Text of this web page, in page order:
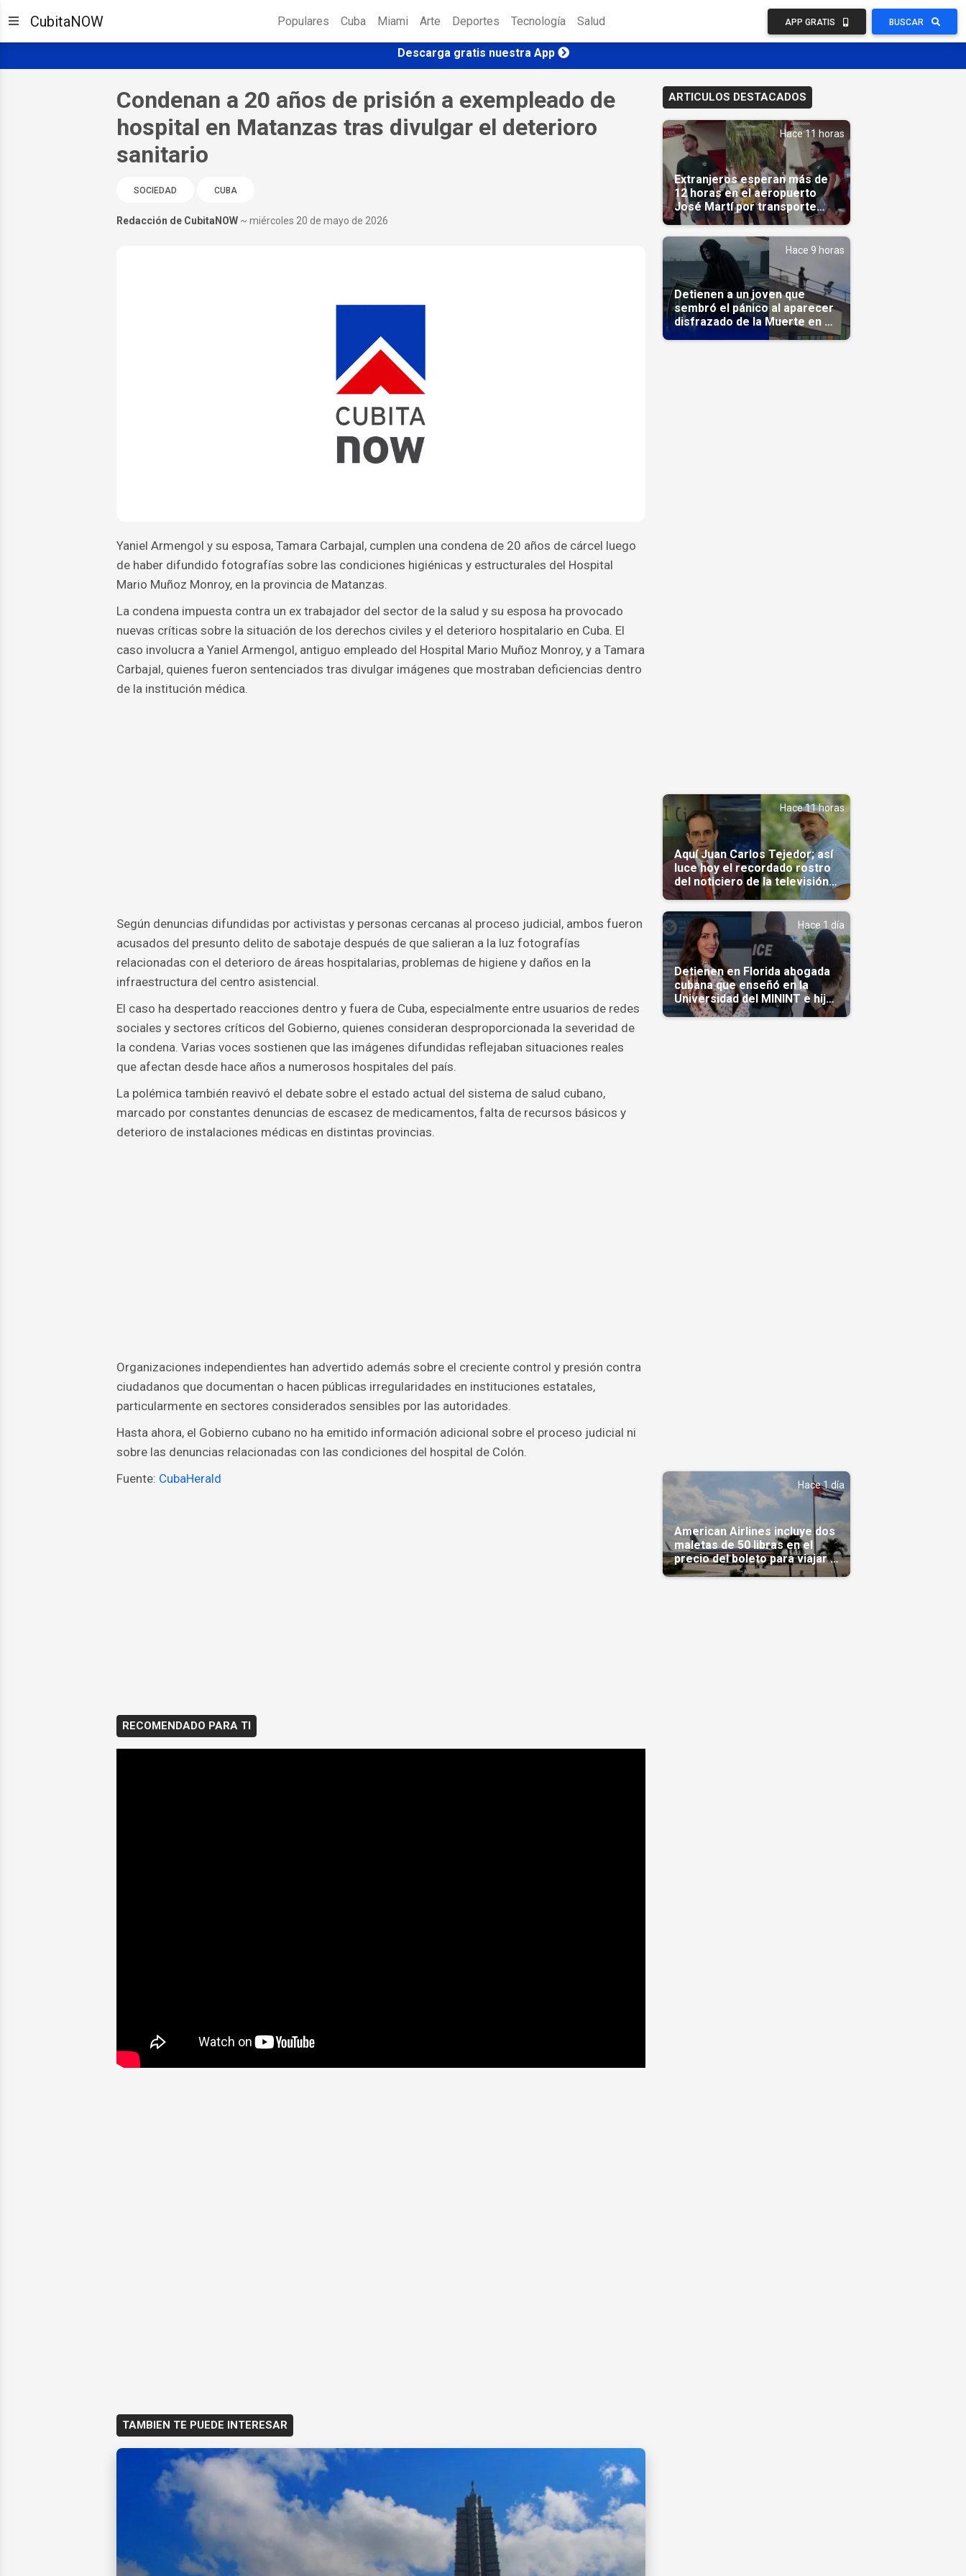
CubitaNOW Populares Cuba Miami Arte Deportes Tecnología Salud APP GRATIS BUSCAR
Descarga gratis nuestra App
Condenan a 20 años de prisión a exempleado de
hospital en Matanzas tras divulgar el deterioro
sanitario
SOCIEDAD CUBA
Redacción de CubitaNOW ~ miércoles 20 de mayo de 2026
Yaniel Armengol y su esposa, Tamara Carbajal, cumplen una condena de 20 años de cárcel luego
de haber difundido fotografías sobre las condiciones higiénicas y estructurales del Hospital
Mario Muñoz Monroy, en la provincia de Matanzas.
La condena impuesta contra un ex trabajador del sector de la salud y su esposa ha provocado
nuevas críticas sobre la situación de los derechos civiles y el deterioro hospitalario en Cuba. El
caso involucra a Yaniel Armengol, antiguo empleado del Hospital Mario Muñoz Monroy, y a Tamara
Carbajal, quienes fueron sentenciados tras divulgar imágenes que mostraban deficiencias dentro
de la institución médica.
Según denuncias difundidas por activistas y personas cercanas al proceso judicial, ambos fueron
acusados del presunto delito de sabotaje después de que salieran a la luz fotografías
relacionadas con el deterioro de áreas hospitalarias, problemas de higiene y daños en la
infraestructura del centro asistencial.
El caso ha despertado reacciones dentro y fuera de Cuba, especialmente entre usuarios de redes
sociales y sectores críticos del Gobierno, quienes consideran desproporcionada la severidad de
la condena. Varias voces sostienen que las imágenes difundidas reflejaban situaciones reales
que afectan desde hace años a numerosos hospitales del país.
La polémica también reavivó el debate sobre el estado actual del sistema de salud cubano,
marcado por constantes denuncias de escasez de medicamentos, falta de recursos básicos y
deterioro de instalaciones médicas en distintas provincias.
Organizaciones independientes han advertido además sobre el creciente control y presión contra
ciudadanos que documentan o hacen públicas irregularidades en instituciones estatales,
particularmente en sectores considerados sensibles por las autoridades.
Hasta ahora, el Gobierno cubano no ha emitido información adicional sobre el proceso judicial ni
sobre las denuncias relacionadas con las condiciones del hospital de Colón.
Fuente: CubaHerald
RECOMENDADO PARA TI
TAMBIEN TE PUEDE INTERESAR
ARTICULOS DESTACADOS
Hace 11 horas
Extranjeros esperan más de
12 horas en el aeropuerto
José Martí por transporte
reservado semanas
antes(Video)
Hace 9 horas
Detienen a un joven que
sembró el pánico al aparecer
disfrazado de la Muerte en un
Hace 11 horas
Aquí Juan Carlos Tejedor; así
luce hoy el recordado rostro
del noticiero de la televisión
cubana
Hace 1 día
Detienen en Florida abogada
cubana que enseñó en la
Universidad del MININT e hija
de diplomático cubano
Hace 1 día
American Airlines incluye dos
maletas de 50 libras en el
precio del boleto para viajar a
Cuba en agosto